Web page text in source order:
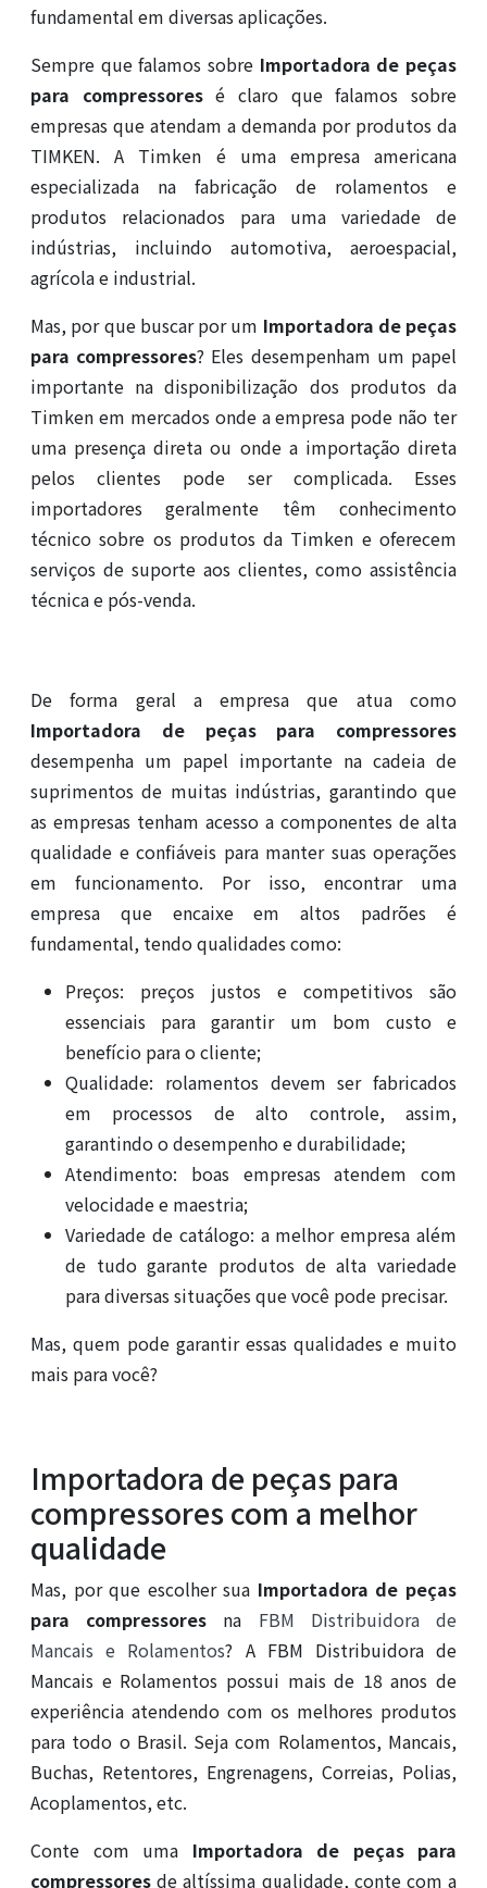
fundamental em diversas aplicações.
Sempre que falamos sobre Importadora de peças
para compressoresé claro que falamos sobre
empresas que atendam a demanda por produtos da
TIMKEN. A Timken é uma empresa americana
especializada na fabricação de rolamentos e
produtos relacionados para uma variedade de
indústrias, incluindo automotiva, aeroespacial,
agrícola e industrial.
Mas, por que buscar por um Importadora de peças
para compressores? Eles desempenham um papel
importante na disponibilização dos produtos da
Timken em mercados onde a empresa pode não ter
uma presença direta ou onde a importação direta
pelos clientes pode ser complicada. Esses
importadores geralmente têm conhecimento
técnico sobre os produtos da Timken e oferecem
serviços de suporte aos clientes, como assistência
técnica e pós-venda.
De forma geral a empresa que atua como
Importadora de peças para compressores
desempenha um papel importante na cadeia de
suprimentos de muitas indústrias, garantindo que
as empresas tenham acesso a componentes de alta
qualidade e confiáveis para manter suas operações
em funcionamento. Por isso, encontrar uma
empresa que encaixe em altos padrões é
fundamental, tendo qualidades como:
Preços: preços justos e competitivos são
essenciais para garantir um bom custo e
benefício para o cliente;
Qualidade: rolamentos devem ser fabricados
em processos de alto controle, assim,
garantindo o desempenho e durabilidade;
Atendimento: boas empresas atendem com
velocidade e maestria;
Variedade de catálogo: a melhor empresa além
de tudo garante produtos de alta variedade
para diversas situações que você pode precisar.
Mas, quem pode garantir essas qualidades e muito
mais para você?
Importadora de peças para
compressores com a melhor
qualidade
Mas, por que escolher sua Importadora de peças
para compressores na FBM Distribuidora de
Mancais e Rolamentos? A FBM Distribuidora de
Mancais e Rolamentos possui mais de 18 anos de
experiência atendendo com os melhores produtos
para todo o Brasil. Seja com Rolamentos, Mancais,
Buchas, Retentores, Engrenagens, Correias, Polias,
Acoplamentos, etc.
Conte com uma Importadora de peças para
compressores de altíssima qualidade, conte com a